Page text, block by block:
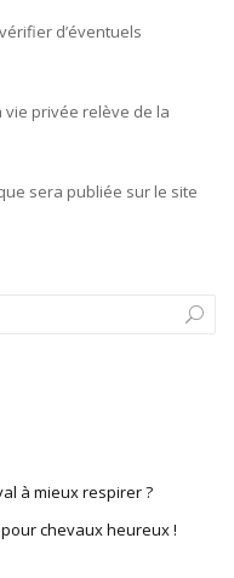
d’éventuels
privée relève de la
sera publiée sur le site
à mieux respirer ?
chevaux heureux !